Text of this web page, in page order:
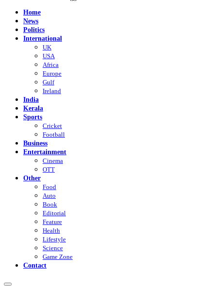
Home
News
Politics
International
UK
USA
Africa
Europe
Gulf
Ireland
India
Kerala
Sports
Cricket
Football
Business
Entertainment
Cinema
OTT
Other
Food
Auto
Book
Editorial
Feature
Health
Lifestyle
Science
Game Zone
Contact